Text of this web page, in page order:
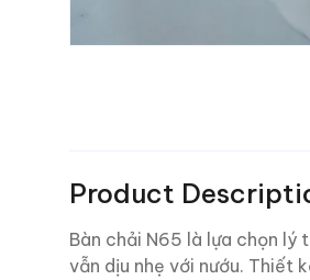
Product
Bàn chải N65 là lựa chọn lý
vẫn dịu nhẹ với nướu. Thiết